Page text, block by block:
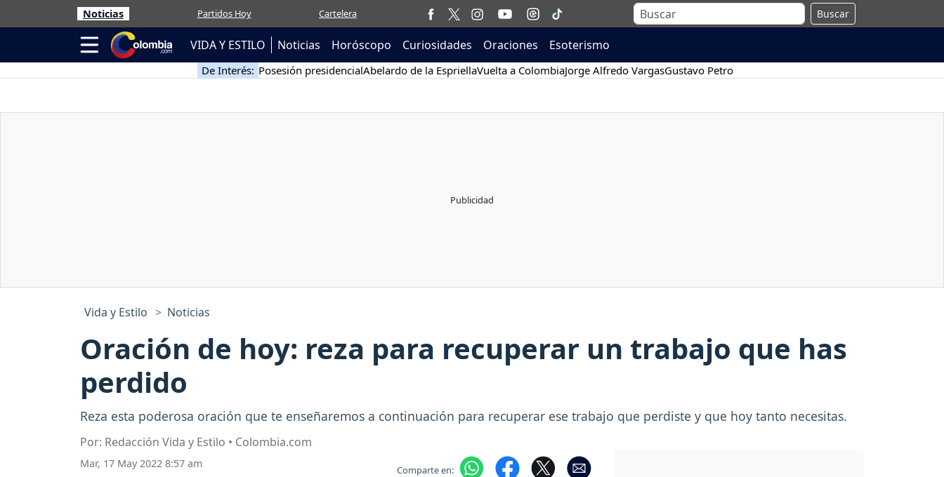
Noticias Partidos Hoy Cartelera Buscar
VIDA Y ESTILO Noticias Horóscopo Curiosidades Oraciones Esoterismo
De Interés: Posesión presidencialAbelardo de la EspriellaVuelta a ColombiaJorge Alfredo VargasGustavo Petro
Vida y Estilo Noticias
Oración de hoy: reza para recuperar un trabajo que has
perdido
Reza esta poderosa oración que te enseñaremos a continuación para recuperar ese trabajo que perdiste y que hoy tanto necesitas.
Por: Redacción Vida y Estilo • Colombia.com
Mar, 17 May 2022 8:57 am Comparte en: